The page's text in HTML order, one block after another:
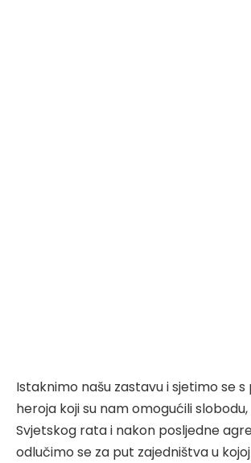
Istaknimo našu zastavu i sjetimo se
heroja koji su nam omogućili
Svjetskog rata i nakon posljedne
odlučimo se za put zajedništva u